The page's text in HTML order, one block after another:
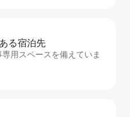
る宿⁠泊⁠先
用スペースを備えていま